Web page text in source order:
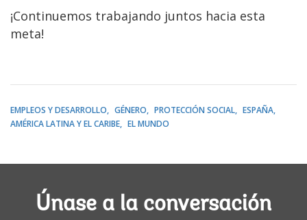
¡Continuemos trabajando juntos hacia esta
meta!
EMPLEOS Y DESARROLLO GÉNERO PROTECCIÓN SOCIAL
ESPAÑA
AMÉRICA LATINA Y EL CARIBE
EL MUNDO
Únase a la conversación